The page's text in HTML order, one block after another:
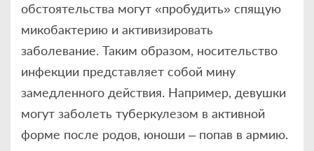
обстоятельства могут «пробудить» спящую
микобактерию и активизировать
заболевание. Таким образом, носительство
инфекции представляет собой мину
замедленного действия. Например, девушки
могут заболеть туберкулезом в активной
форме после родов, юноши – попав в армию.